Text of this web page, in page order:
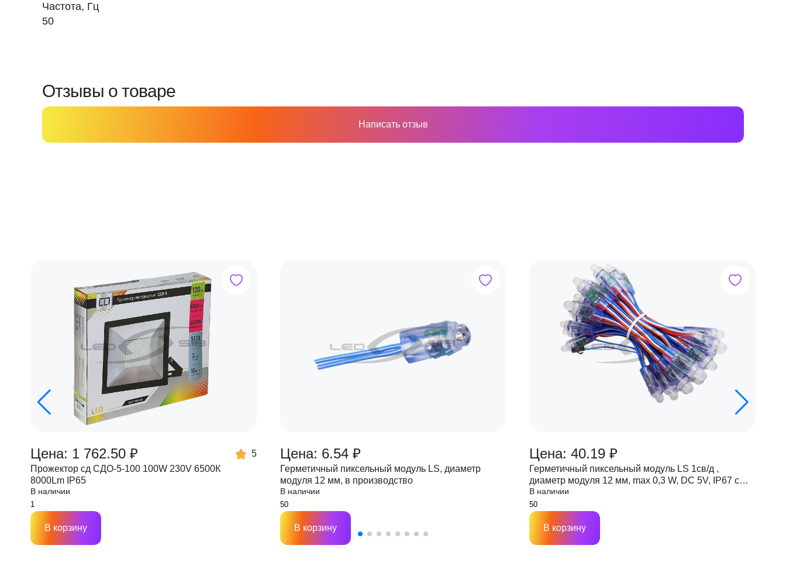
Частота, Гц
50
Отзывы о товаре
Написать отзыв
Цена: 1 762.50 ₽
5
Прожектор сд СДО-5-100 100W 230V 6500К
8000Lm IP65
В наличии
В корзину
Цена: 6.54 ₽
Герметичный пиксельный модуль LS, диаметр
модуля 12 мм, в производство
В наличии
В корзину
Цена: 40.19 ₽
Герметичный пиксельный модуль LS 1св/д ,
диаметр модуля 12 мм, max 0,3 W, DC 5V, IP67 с
чипом 6803
В наличии
В корзину